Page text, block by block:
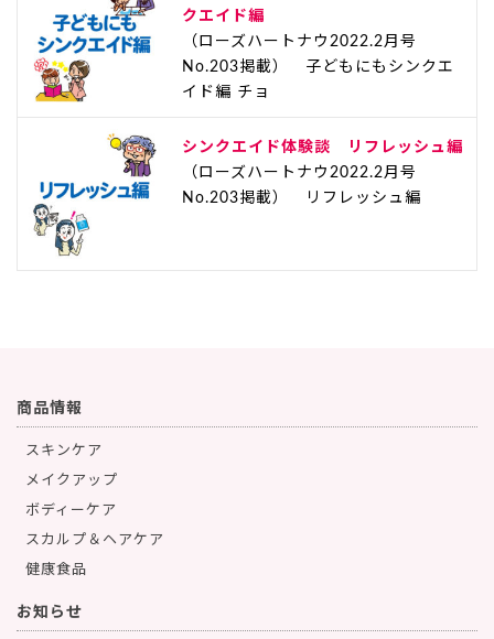
クエイド編
（ローズハートナウ2022.2月号
No.203掲載） 子どもにもシンクエ
イド編 チョ
シンクエイド体験談 リフレッシュ編
（ローズハートナウ2022.2月号
No.203掲載） リフレッシュ編
商品情報
スキンケア
メイクアップ
ボディーケア
スカルプ＆ヘアケア
健康食品
お知らせ